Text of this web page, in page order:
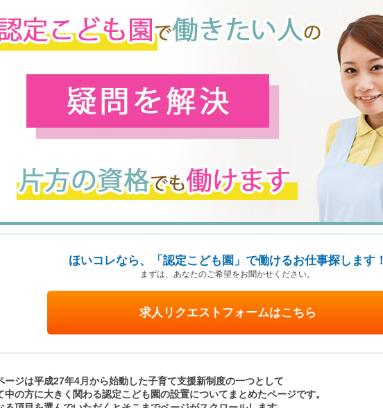
ほいコレなら、「認定こども園」で働けるお仕事探します
まずは、あなたのご希望をお聞かせください。
求人リクエストフォームはこちら
ージは平成27年4月から始動した子育て支援新制度の一つとして
中の方に大きく関わる認定こども園の設置についてまとめたページです。